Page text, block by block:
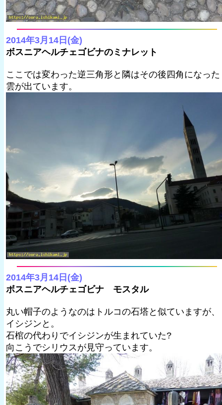
2014年3月14日(金)
ボスニアヘルチェゴビナのミナレット
ここでは変わった逆三角形と隣はその後四角になった
雲が出ています。
2014年3月14日(金)
ボスニアヘルチェゴビナ モスタル
丸い帽子のようなのはトルコの石塔と似ていますが、
イシジンと。
石棺の代わりでイシジンが生まれていた?
向こうでシリウスが見守っています。